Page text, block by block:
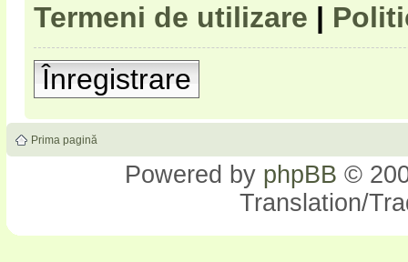
Termeni de utilizare |
Înregistrare
Prima pagină
Powered by phpBB ©
Translation/